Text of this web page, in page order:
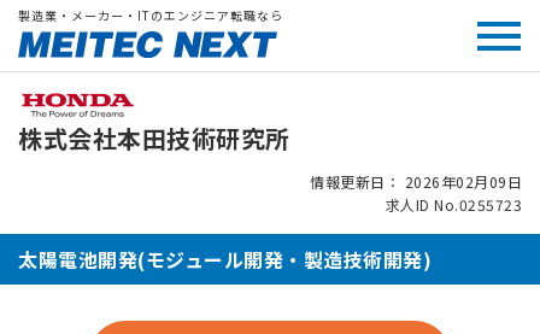
製造業・メーカー・ITのエンジニア転職なら
株式会社本田技術研究所
情報更新日： 2026年02月09日
求人ID No.0255723
太陽電池開発(モジュール開発・製造技術開発)